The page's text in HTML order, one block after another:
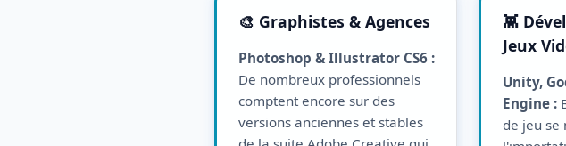
🎨 Graphistes & Agences
Photoshop & Illustrator CS6 :
De nombreux professionnels
comptent encore sur des
versions anciennes et stables
👾
Jeux
Unity,
Engine :
de jeu se